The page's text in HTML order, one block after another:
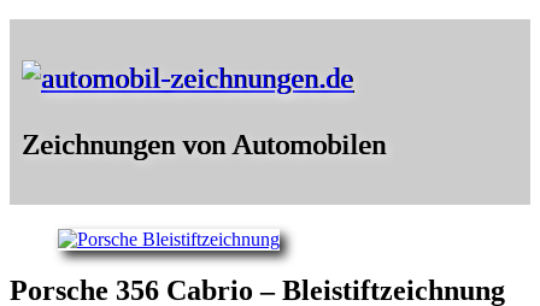
Zeichnungen von Automobilen
Porsche 356 Cabrio – Bleistiftzeichnung